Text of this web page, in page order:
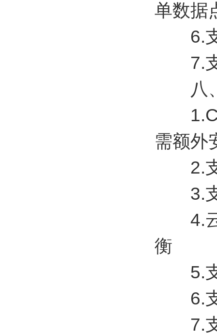
单数据
6.支
7.支
八、
1.CS
需额外
2.支
3.支
4.云
衡
5.支
6.支
7.支